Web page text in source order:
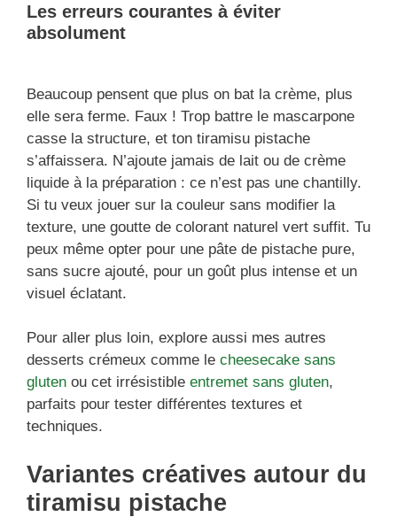
Les erreurs courantes à éviter
absolument
Beaucoup pensent que plus on bat la crème, plus
elle sera ferme. Faux ! Trop battre le mascarpone
casse la structure, et ton tiramisu pistache
s’affaissera. N’ajoute jamais de lait ou de crème
liquide à la préparation : ce n’est pas une chantilly.
Si tu veux jouer sur la couleur sans modifier la
texture, une goutte de colorant naturel vert suffit. Tu
peux même opter pour une pâte de pistache pure,
sans sucre ajouté, pour un goût plus intense et un
visuel éclatant.
Pour aller plus loin, explore aussi mes autres
desserts crémeux comme le cheesecake sans
gluten ou cet irrésistible entremet sans gluten,
parfaits pour tester différentes textures et
techniques.
Variantes créatives autour du
tiramisu pistache